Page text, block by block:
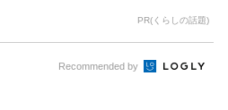
PR(くらしの話題)
Recommended by